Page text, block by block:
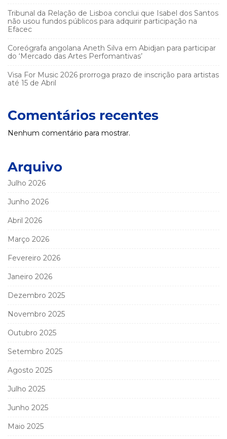
Tribunal da Relação de Lisboa conclui que Isabel dos Santos
não usou fundos públicos para adquirir participação na
Efacec
Coreógrafa angolana Aneth Silva em Abidjan para participar
do ‘Mercado das Artes Perfomantivas’
Visa For Music 2026 prorroga prazo de inscrição para artistas
até 15 de Abril
Comentários recentes
Nenhum comentário para mostrar.
Arquivo
Julho 2026
Junho 2026
Abril 2026
Março 2026
Fevereiro 2026
Janeiro 2026
Dezembro 2025
Novembro 2025
Outubro 2025
Setembro 2025
Agosto 2025
Julho 2025
Junho 2025
Maio 2025